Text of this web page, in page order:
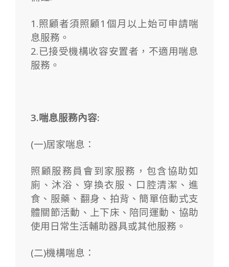
1.照顧者須照顧1個月以上始可申請喘
息服務。
2.已接受機構收容安置者，不適用喘息
服務。
3.喘息服務內容:
(一)居家喘息：
照顧服務員會到家服務，包含協助如
廁、沐浴、穿換衣服、口腔清潔、進
食、服藥、翻身、拍背、簡單倍動式支
體關節活動、上下床、陪同運動、協助
使用日常生活輔助器具或其他服務。
(二)機構喘息：